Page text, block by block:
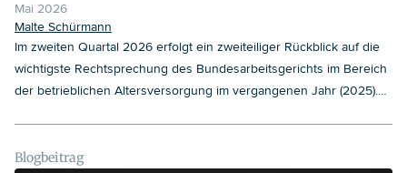
Mai 2026
Malte Schürmann
Im zweiten Quartal 2026 erfolgt ein zweiteiliger Rückblick auf die
wichtigste Rechtsprechung des Bundesarbeitsgerichts im Bereich
der betrieblichen Altersversorgung im vergangenen Jahr (2025).
Versorgungsleistungen und deren Auswirkung für
Blogbeitrag